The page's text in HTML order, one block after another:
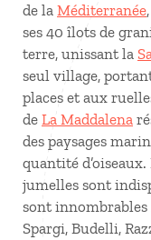
de la Méditerranée
ses 40 îlots de
terre, unissant la
seul village,
places et aux
de La Maddalena
des paysages
quantité
jumelles sont
sont
Spargi, Budelli,